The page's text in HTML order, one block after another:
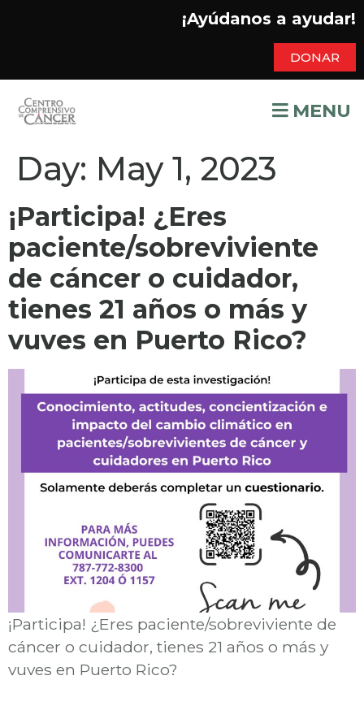
¡Ayúdanos a ayudar!
DONAR
MENU
Day: May 1, 2023
¡Participa! ¿Eres
paciente/sobreviviente
de cáncer o cuidador,
tienes 21 años o más y
vuves en Puerto Rico?
¡Participa! ¿Eres paciente/sobreviviente de
cáncer o cuidador, tienes 21 años o más y
vuves en Puerto Rico?